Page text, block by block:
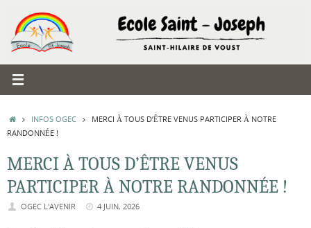
contenu
ACCUEIL
INFOS OGEC
MERCI À TOUS D’ÊTRE VENUS PARTICIPER À NOTRE
RANDONNÉE !
MERCI À TOUS D’ÊTRE VENUS
PARTICIPER À NOTRE RANDONNÉE !
OGEC L'AVENIR 4 JUIN, 2026